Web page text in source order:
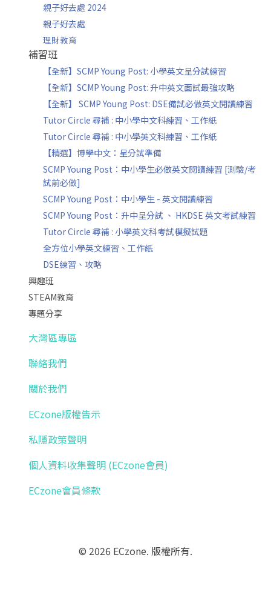
親子好去處 2024
親子好去處
理財教育
補習班
【全新】SCMP Young Post: 小學英文呈分試練習
【全新】SCMP Young Post: 升中英文面試最強攻略
【全新】 SCMP Young Post: DSE備試必做英文閱讀練習
Tutor Circle 尋補 : 中小學中文科練習、工作紙
Tutor Circle 尋補 : 中小學英文科練習、工作紙
【精選】博學中文：呈分試準備
SCMP Young Post：中小學生必做英文閱讀練習 [測驗/考
試前必做]
SCMP Young Post：中小學生 - 英文閱讀練習
SCMP Young Post：升中呈分試 、 HKDSE 英文考試練習
Tutor Circle 尋補 : 小學英文科考試模擬試題
全方位小學英文練習、工作紙
DSE練習、攻略
興趣班
STEAM教育
專題分享
大灣區專區
聯絡我們
關於我們
ECzone版權告示
私隱政策聲明
個人資料收集聲明 (ECzone會員)
ECzone會員條款
© 2026 ECzone. 版權所有.